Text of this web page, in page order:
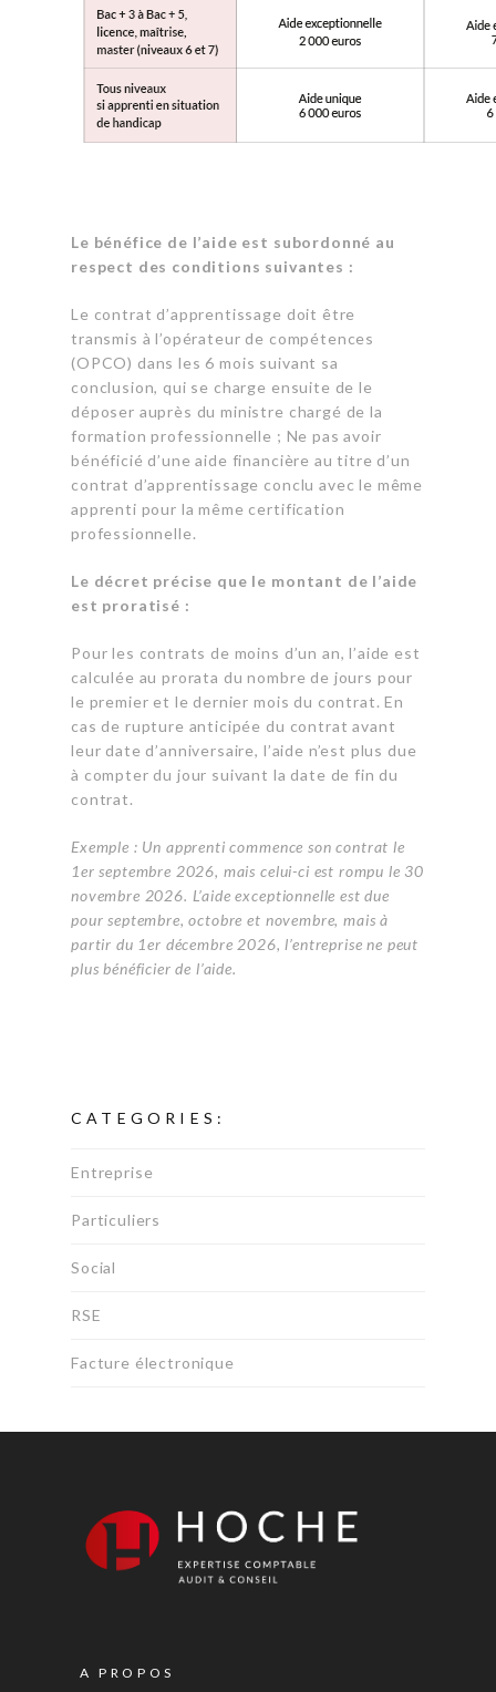
Le bénéfice de l’aide est subordonné au
respect des conditions suivantes :
Le contrat d’apprentissage doit être
transmis à l’opérateur de compétences
(OPCO) dans les 6 mois suivant sa
conclusion, qui se charge ensuite de le
déposer auprès du ministre chargé de la
formation professionnelle ; Ne pas avoir
bénéficié d’une aide financière au titre d’un
contrat d’apprentissage conclu avec le même
apprenti pour la même certification
professionnelle.
Le décret précise que le montant de l’aide
est proratisé :
Pour les contrats de moins d’un an, l’aide est
calculée au prorata du nombre de jours pour
le premier et le dernier mois du contrat. En
cas de rupture anticipée du contrat avant
leur date d’anniversaire, l’aide n’est plus due
à compter du jour suivant la date de fin du
contrat.
Exemple : Un apprenti commence son contrat le
1er septembre 2026, mais celui-ci est rompu le 30
novembre 2026. L’aide exceptionnelle est due
pour septembre, octobre et novembre, mais à
partir du 1er décembre 2026, l’entreprise ne peut
plus bénéficier de l’aide.
CATEGORIES:
Entreprise
Particuliers
Social
RSE
Facture électronique
A PROPOS